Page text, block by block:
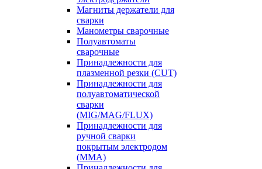
Магниты держатели для
сварки
Манометры сварочные
Полуавтоматы
сварочные
Принадлежности для
плазменной резки (CUT)
Принадлежности для
полуавтоматической
сварки
(MIG/MAG/FLUX)
Принадлежности для
ручной сварки
покрытым электродом
(MMA)